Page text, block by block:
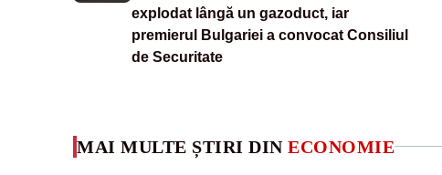
explodat lângă un gazoduct, iar
premierul Bulgariei a convocat Consiliul
de Securitate
MAI MULTE ȘTIRI DIN ECONOMIE